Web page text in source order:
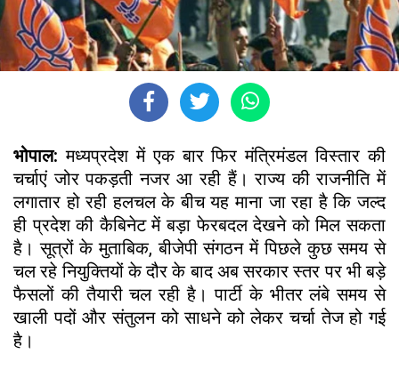
भोपाल:मध्यप्रदेश में एक बार फिर मंत्रिमंडल विस्तार की
चर्चाएं जोर पकड़ती नजर आ रही हैं। राज्य की राजनीति में
लगातार हो रही हलचल के बीच यह माना जा रहा है कि जल्द
ही प्रदेश की कैबिनेट में बड़ा फेरबदल देखने को मिल सकता
है। सूत्रों के मुताबिक, बीजेपी संगठन में पिछले कुछ समय से
चल रहे नियुक्तियों के दौर के बाद अब सरकार स्तर पर भी बड़े
फैसलों की तैयारी चल रही है। पार्टी के भीतर लंबे समय से
खाली पदों और संतुलन को साधने को लेकर चर्चा तेज हो गई
है।